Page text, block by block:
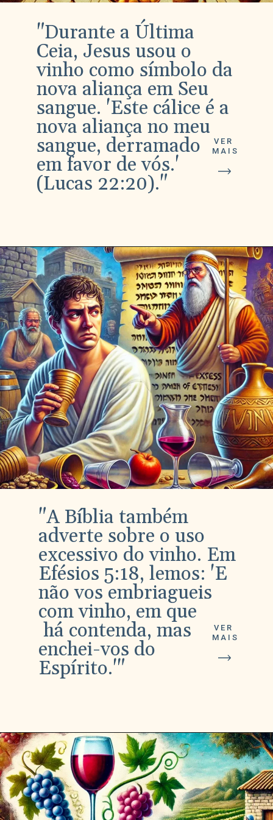
VER
MAIS
"Durante a Última
Ceia, Jesus usou o
vinho como símbolo da
nova aliança em Seu
sangue. 'Este cálice é a
nova aliança no meu
sangue, derramado
em favor de vós.'
(Lucas 22:20)."
VER
MAIS
"A Bíblia também
adverte sobre o uso
excessivo do vinho. Em
Efésios 5:18, lemos: 'E
não vos embriagueis
com vinho, em que
há contenda, mas
enchei-vos do
Espírito.'"